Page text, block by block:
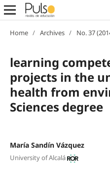
Home / Archives / No. 37
learning
projects in the
health from
Sciences degree
María Sandín Vázquez
University of Alcalá